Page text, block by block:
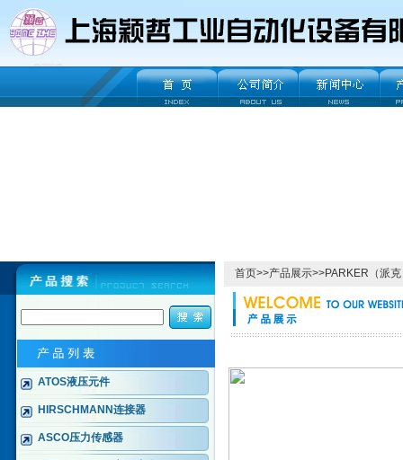
ATOS液压元件
HIRSCHMANN连接器
ASCO压力传感器
首页>>产品展示>>PARKER（派克